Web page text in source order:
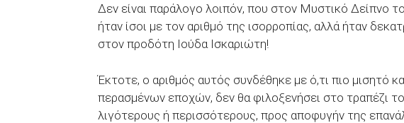
Δεν είναι παράλογο λοιπόν, που στον Μυστικό Δείπνο
ήταν ίσοι με τον αριθμό της ισορροπίας, αλλά ήταν
στον προδότη Ιούδα Ισκαριώτη!
Έκτοτε, ο αριθμός αυτός συνδέθηκε με ό,τι πιο μισητό
περασμένων εποχών, δεν θα φιλοξενήσει στο τραπέζι
λιγότερους ή περισσότερους, προς αποφυγήν της